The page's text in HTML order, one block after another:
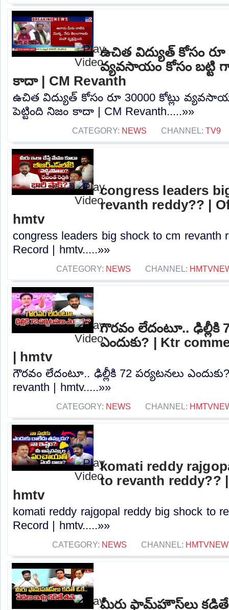
ఉచిత విద్యుత్ కోసం రూ
వ్యవసాయం కోసం బట్టి
కాదా | CM Revanth
ఉచిత విద్యుత్ కోసం రూ 30000 కోట్లు
పెట్టింది నిజం కాదా | CM Revanth.....»»
CATEGORY: NEWS CHANNEL: TV9
congress leaders
revanth reddy?? |
hmtv
congress leaders big shock to cm revanth
Record | hmtv.....»»
CATEGORY: NEWS CHANNEL:
గౌరవం లేదంటూ.. ఢిల్లీకి
ఎందుకు? | Ktr
| hmtv
గౌరవం లేదంటూ.. ఢిల్లీకి 72 పర్యటనలు
revanth | hmtv.....»»
CATEGORY: NEWS CHANNEL:
komati reddy
to revanth reddy??
hmtv
komati reddy rajgopal reddy big shock to
Record | hmtv.....»»
CATEGORY: NEWS CHANNEL:
మీరు ఫామ్‌హౌస్‌లు కడితే